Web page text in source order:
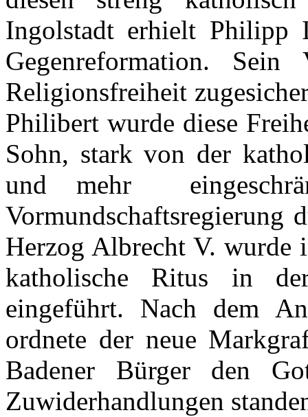
Ingolstadt erhielt
Gegenreformation. Sein
Religionsfreiheit
Philibert wurde diese
Sohn, stark von der
und mehr
Vormundschaftsregierung
Herzog Albrecht V. wurde
katholische
Ritus in
eingeführt. Nach dem
ordnete der neue
Badener
Bürgerden
Zuwiderhandlungen